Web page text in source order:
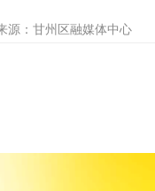
源：甘州区融媒体中心